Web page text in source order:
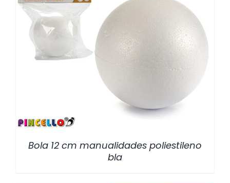
Bola 12 cm manualidades poliestileno
bla